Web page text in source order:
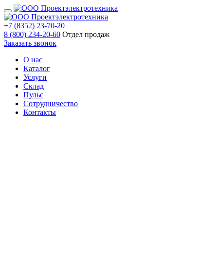
+7 (8352) 23-70-20
8 (800) 234-20-60 Отдел продаж
Заказать звонок
О нас
Каталог
Услуги
Склад
Пульс
Сотрудничество
Контакты